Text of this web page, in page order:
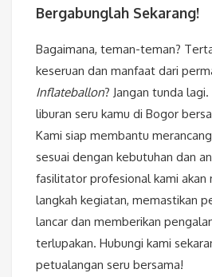
Bergabunglah Sekarang!
Bagaimana, teman-teman?
keseruan dan manfaat dari
Inflateballon? Jangan tunda
liburan seru kamu di Bogor
Kami siap membantu
sesuai dengan kebutuhan dan
fasilitator profesional kami akan
langkah kegiatan, memastikan
lancar dan memberikan
terlupakan. Hubungi kami
petualangan seru bersama!